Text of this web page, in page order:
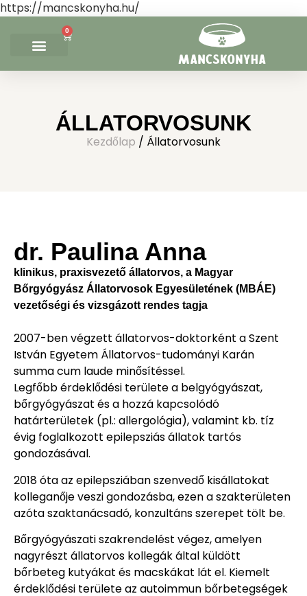
https://mancskonyha.hu/
0
ÁLLATORVOSUNK
Kezdőlap / Állatorvosunk
dr. Paulina Anna
klinikus, praxisvezető állatorvos, a Magyar
Bőrgyógyász Állatorvosok Egyesületének (MBÁE)
vezetőségi és vizsgázott rendes tagja
2007-ben végzett állatorvos-doktorként a Szent
István Egyetem Állatorvos-tudományi Karán
summa cum laude minősítéssel.
Legfőbb érdeklődési területe a belgyógyászat,
bőrgyógyászat és a hozzá kapcsolódó
határterületek (pl.: allergológia), valamint kb. tíz
évig foglalkozott epilepsziás állatok tartós
gondozásával.
2018 óta az epilepsziában szenvedő kisállatokat
kolleganője veszi gondozásba, ezen a szakterületen
azóta szaktanácsadó, konzultáns szerepet tölt be.
Bőrgyógyászati szakrendelést végez, amelyen
nagyrészt állatorvos kollegák által küldött
bőrbeteg kutyákat és macskákat lát el. Kiemelt
érdeklődési területe az autoimmun bőrbetegségek